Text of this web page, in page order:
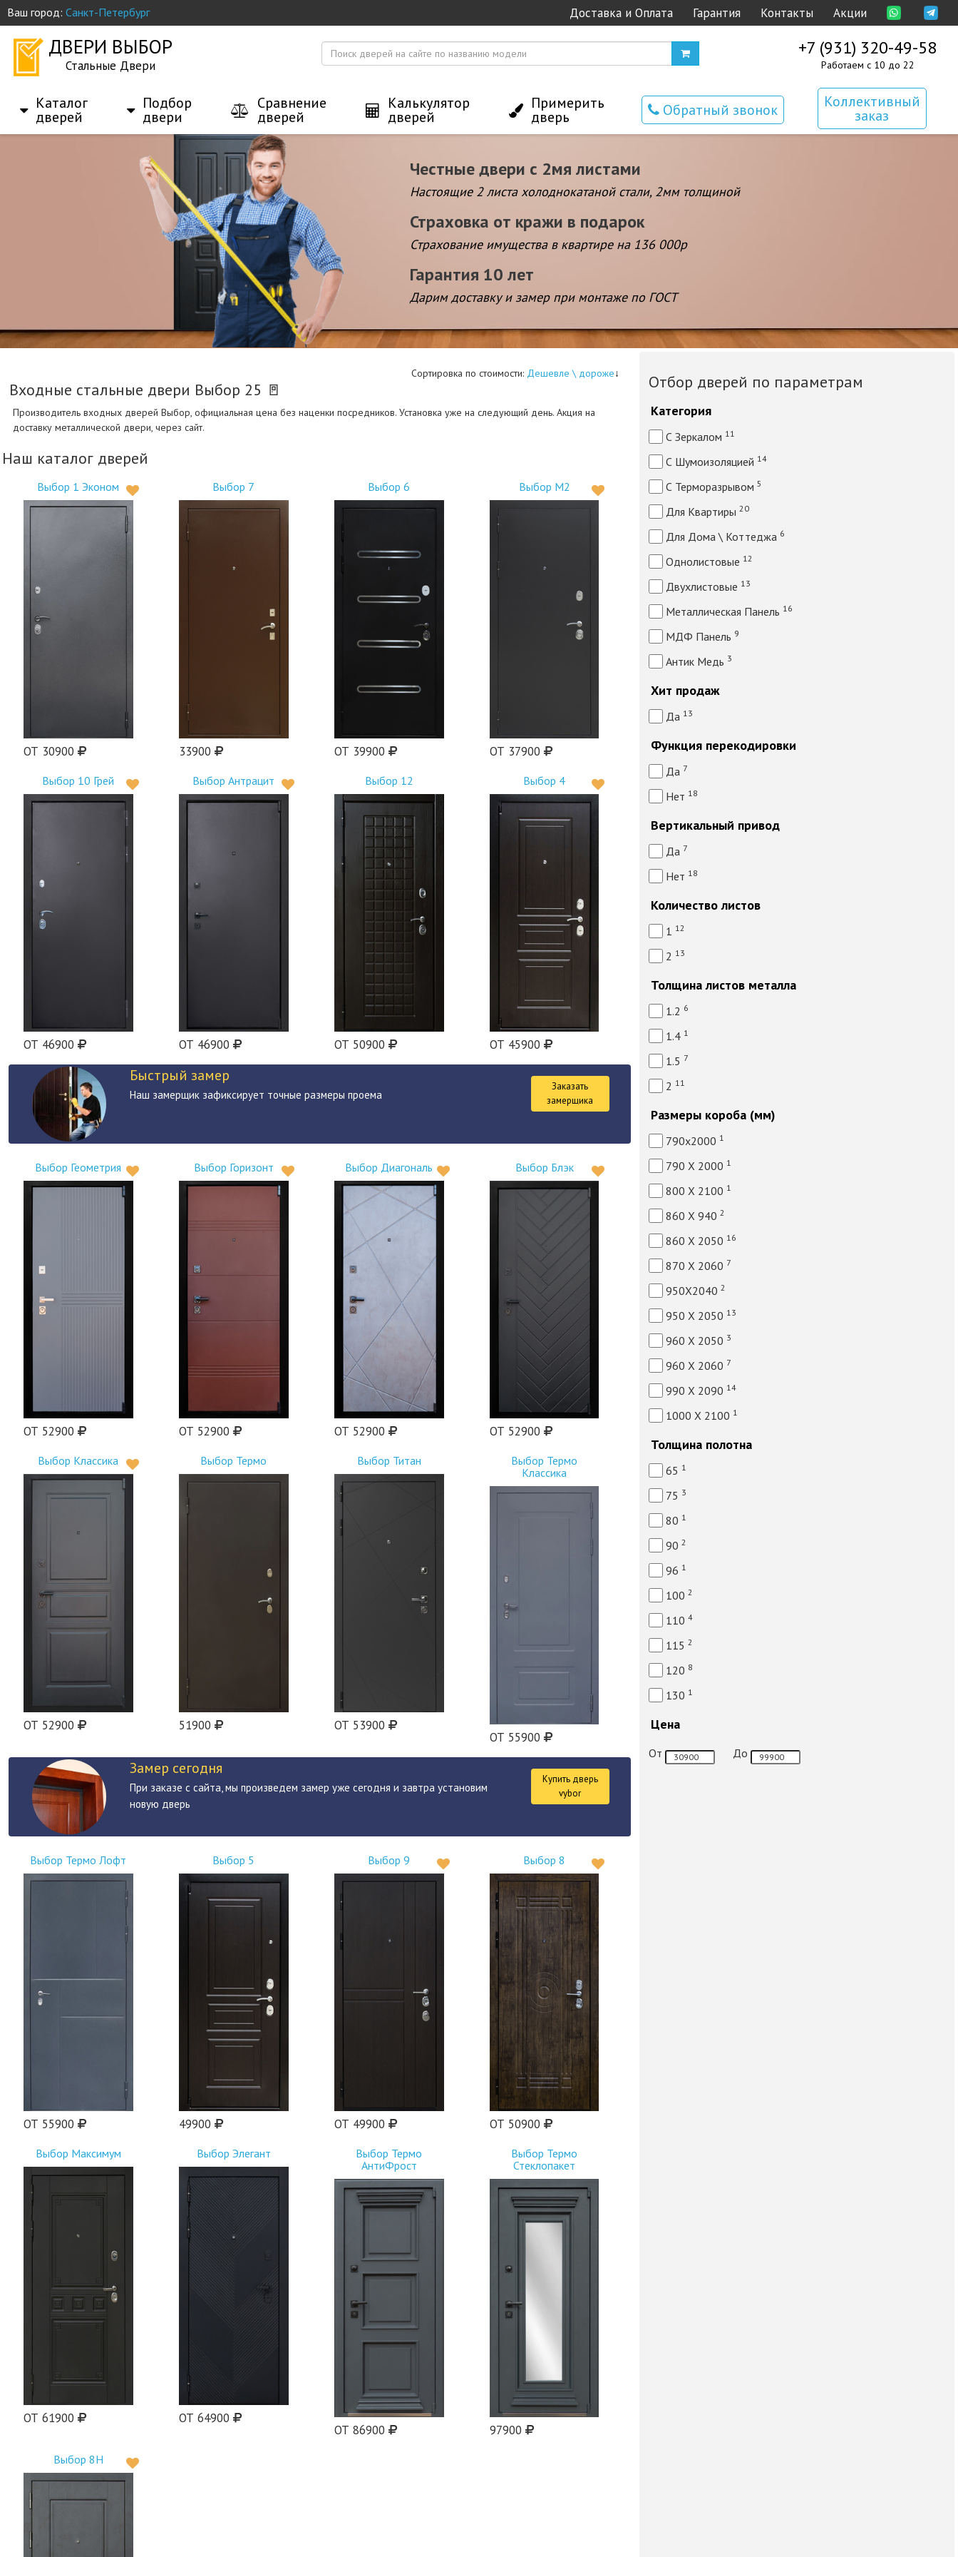
Ваш город: Санкт-Петербург Доставка и Оплата Гарантия Контакты Акции
ДВЕРИ ВЫБОР
Стальные Двери
+7 (931) 320-49-58
Работаем с 10 до 22
Каталог
дверей
Подбор
двери
Сравнение
дверей
Калькулятор
дверей
Примерить
дверь Обратный звонок Коллективный
заказ
Честные двери с 2мя листами
Настоящие 2 листа холоднокатаной стали, 2мм толщиной
Страховка от кражи в подарок
Cтрахование имущества в квартире на 136 000р
Гарантия 10 лет
Дарим доставку и замер при монтаже по ГОСТ
Сортировка по стоимости: Дешевле \ дороже
Входные стальные двери Выбор 25 🚪
Производитель входных дверей Выбор, официальная цена без наценки посредников. Установка уже на следующий день. Акция на
доставку металлической двери, через сайт.
Наш каталог дверей
Выбор 1 Эконом
ОТ 30900
Выбор 7
33900
Выбор 6
ОТ 39900
Выбор М2
ОТ 37900
Выбор 10 Грей
ОТ 46900
Выбор Антрацит
ОТ 46900
Быстрый замер
Наш замерщик зафиксирует точные размеры проема
Заказать
замерщика
Выбор 12
ОТ 50900
Выбор 4
ОТ 45900
Выбор Геометрия
ОТ 52900
Выбор Горизонт
ОТ 52900
Выбор Диагональ
ОТ 52900
Выбор Блэк
ОТ 52900
Выбор Классика
ОТ 52900
Выбор Термо
51900
Выбор Титан
ОТ 53900
Замер сегодня
При заказе с сайта, мы произведем замер уже сегодня и завтра установим
новую дверь
Купить дверь
vybor
Выбор Термо
Классика
ОТ 55900
Выбор Термо Лофт
ОТ 55900
Выбор 5
49900
Выбор 9
ОТ 49900
Выбор 8
ОТ 50900
Выбор Максимум
ОТ 61900
Выбор Элегант
ОТ 64900
Выбор Термо
АнтиФрост
ОТ 86900
Выбор Термо
Стеклопакет
97900
Выбор 8Н
Отбор дверей по параметрам
Категория
С Зеркалом 11
С Шумоизоляцией 14
С Терморазрывом5
Для Квартиры20
Для Дома \ Коттеджа 6
Однолистовые 12
Двухлистовые 13
Металлическая Панель 16
МДФ Панель 9
Антик Медь 3
Хит продаж
Да 13
Функция перекодировки
Да 7
Нет 18
Вертикальный привод
Да 7
Нет 18
Количество листов
1 12
2 13
Толщина листов металла
1.2 6
1.4 1
1.5 7
2 11
Размеры короба (мм)
790x2000 1
790 Х 2000 1
800 Х 2100 1
860 Х 9402
860 Х 2050 16
870 Х 2060 7
950Х20402
950 Х 2050 13
960 Х 2050 3
960 Х 2060 7
990 Х 2090 14
1000 Х 2100 1
Толщина полотна
65 1
75 3
80 1
902
96 1
1002
1104
1152
120 8
130 1
Цена
От До